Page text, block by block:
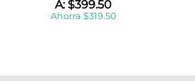
A:$399.50
Ahorra $319.50